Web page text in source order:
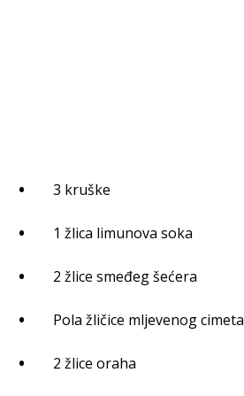
3 kruške
1 žlica limunova soka
2 žlice smeđeg šećera
Pola žličice mljevenog cimeta
2 žlice oraha